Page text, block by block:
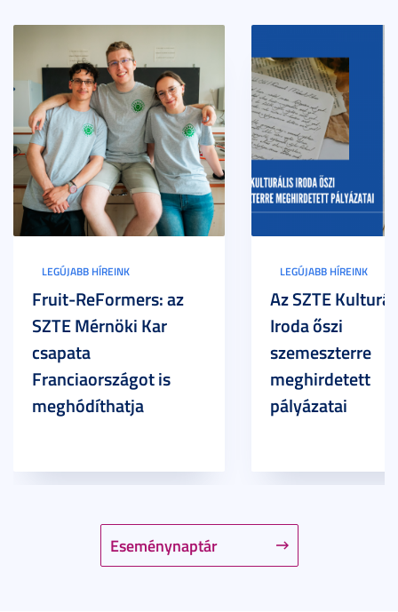
Eseménynaptár
LEGÚJABB HÍREINK
Fruit-ReFormers: az
SZTE Mérnöki Kar
csapata
Franciaországot is
meghódíthatja
LEGÚJABB HÍREINK
Az SZTE
Iroda őszi
szemeszterre
meghirdetett
pályázatai